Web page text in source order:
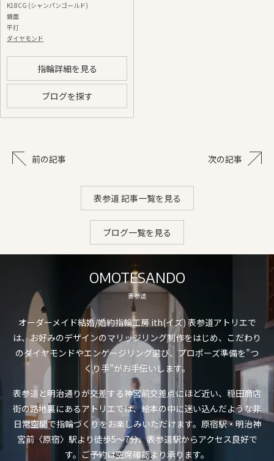
K18CG (シャンパンゴールド)
鏡面
平打
ダイヤモンド
指輪詳細を見る
ブログを探す
前の記事 次の記事
表参道 記事一覧を見る
ブログ一覧を見る
OMOTESANDO
表参道
オーダーメイド結婚/婚約指輪工房 ith(イズ) 表参道アトリエで
は、お好みのデザインのマリッジリング制作をはじめ、こだわり
のダイヤモンドやエンゲージリング選び、プロポーズ準備を”つ
くり手”がお手伝いします。
表参道と明治通りが交差する神宮前交差点にほど近い、穏田商店
街の路地裏にあるアトリエでは、絵本の中に迷い込んだような非
日常空間で指輪づくりをお楽しみいただけます。原宿駅・明治神
宮前〈原宿〉駅より徒歩5〜7分、表参道駅からアクセス良好で
す。ご予約は空席確認より承ります。